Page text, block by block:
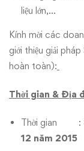
liệu lớn,…
Kính mời các
giới thiệu giải
hoàn toàn):
Thời gian & Địa
Thời gian :
12 năm 2015